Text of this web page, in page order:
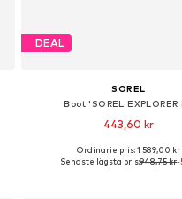
DEAL
SOREL
Boot 'SOREL EXPLORER
443,60 kr
Tillgänglig i många
Ordinarie pris: 1 589,00 kr
Senaste lägsta pris:948,75 kr-